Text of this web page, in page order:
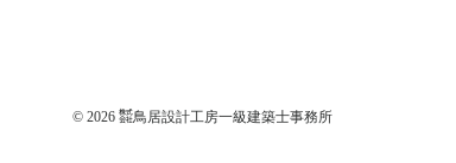
© 2026 ㍿鳥居設計工房一級建築士事務所